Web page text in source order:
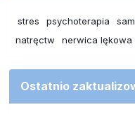
stres psychoterapia
natręctw
nerwica lękowa
Ostatnio